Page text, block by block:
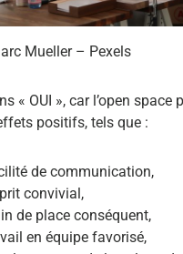
Mueller – Pexels
« OUI », car l’open space
positifs, tels que :
de communication,
convivial,
de place conséquent,
en équipe favorisé,